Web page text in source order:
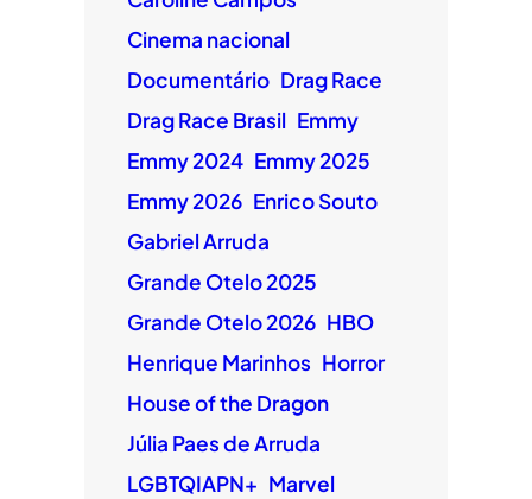
Cinema nacional
Documentário Drag Race
Drag Race Brasil Emmy
Emmy 2024 Emmy 2025
Emmy 2026 Enrico Souto
Gabriel Arruda
Grande Otelo 2025
Grande Otelo 2026 HBO
Henrique Marinhos Horror
House of the Dragon
Júlia Paes de Arruda
LGBTQIAPN+ Marvel